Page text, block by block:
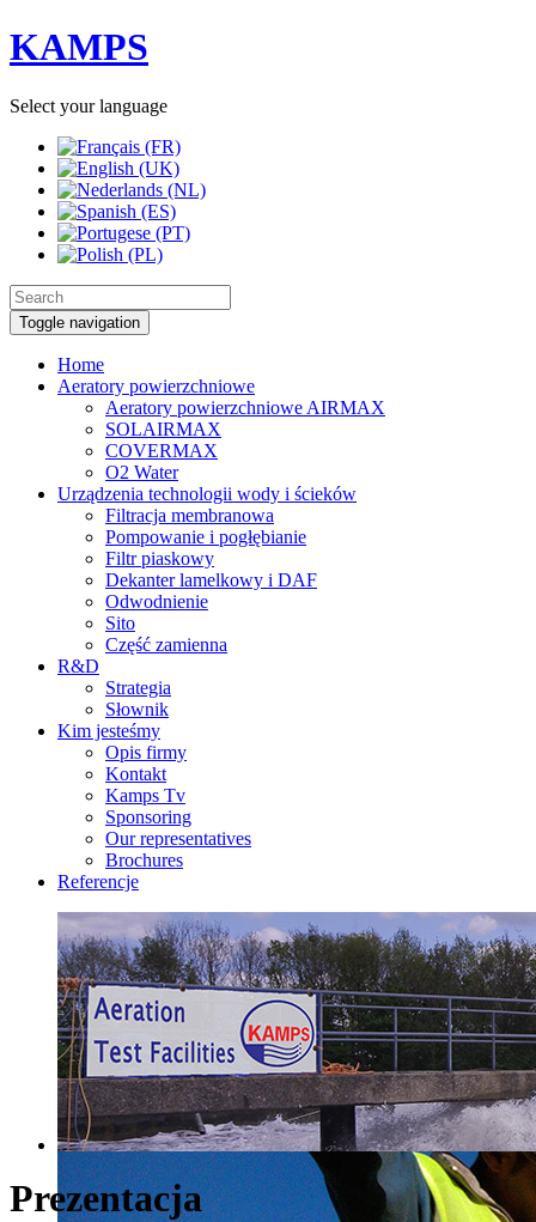
KAMPS
Select your language
Toggle navigation
Home
Aeratory powierzchniowe
Aeratory powierzchniowe AIRMAX
SOLAIRMAX
COVERMAX
O2 Water
Urządzenia technologii wody i ścieków
Filtracja membranowa
Pompowanie i pogłębianie
Filtr piaskowy
Dekanter lamelkowy i DAF
Odwodnienie
Sito
Część zamienna
R&D
Strategia
Słownik
Kim jesteśmy
Opis firmy
Kontakt
Kamps Tv
Sponsoring
Our representatives
Brochures
Referencje
Prezentacja